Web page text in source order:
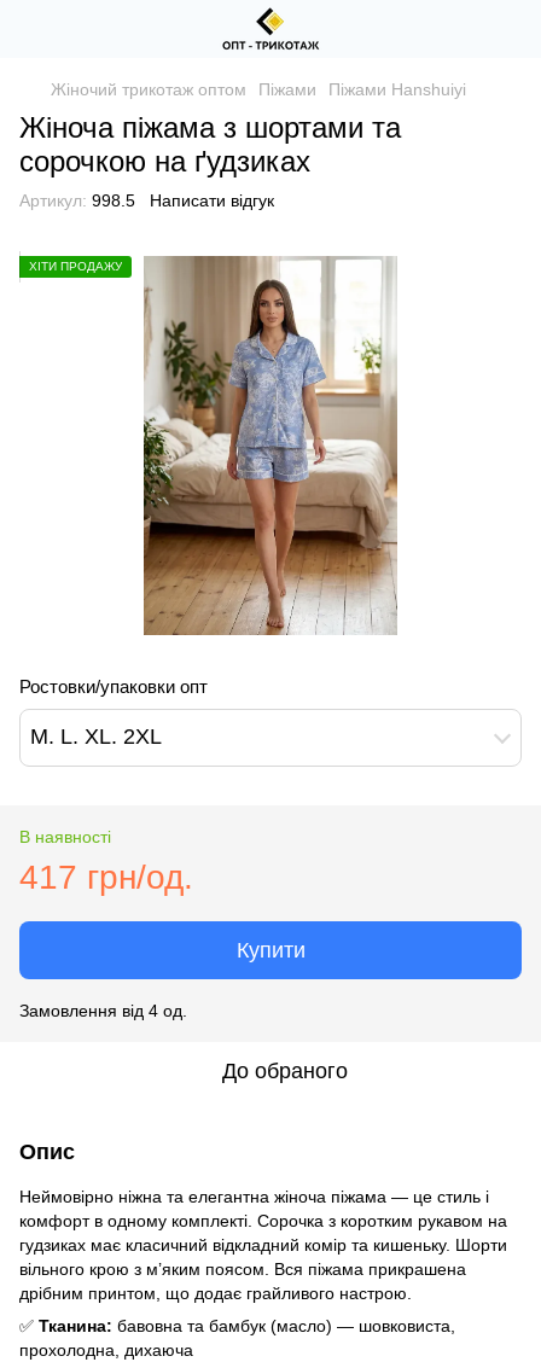
Жіночий трикотаж оптом Піжами Піжами Hanshuiyi
Жіноча піжама з шортами та
сорочкою на ґудзиках
Артикул: 998.5 Написати відгук
ХІТИ ПРОДАЖУ
Ростовки/упаковки опт
M. L. XL. 2XL
В наявності
417 грн/од.
Купити
Замовлення від 4 од.
До обраного
Опис
Неймовірно ніжна та елегантна жіноча піжама — це стиль і
комфорт в одному комплекті. Сорочка з коротким рукавом на
гудзиках має класичний відкладний комір та кишеньку. Шорти
вільного крою з м’яким поясом. Вся піжама прикрашена
дрібним принтом, що додає грайливого настрою.
✅ Тканина: бавовна та бамбук (масло) — шовковиста,
прохолодна, дихаюча